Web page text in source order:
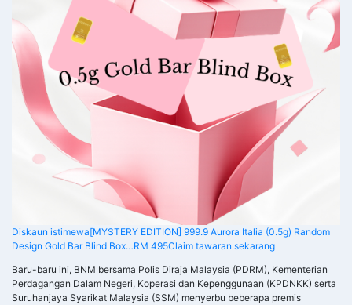
Diskaun istimewa[MYSTERY EDITION] 999.9 Aurora Italia (0.5g) Random
Design Gold Bar Blind Box…RM 495Claim tawaran sekarang
Baru-baru ini, BNM bersama Polis Diraja Malaysia (PDRM), Kementerian
Perdagangan Dalam Negeri, Koperasi dan Kepenggunaan (KPDNKK) serta
Suruhanjaya Syarikat Malaysia (SSM) menyerbu beberapa premis